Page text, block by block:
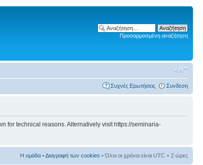
Προσαρμοσμένη αναζήτηση
Συχνές Ερωτήσεις Συνδεση
for technical reasons. Alternatively visit https://seminaria-
Η ομάδα •Διαγραφή των cookies • Όλοι οι χρόνοι είναι UTC + 2 ώρες